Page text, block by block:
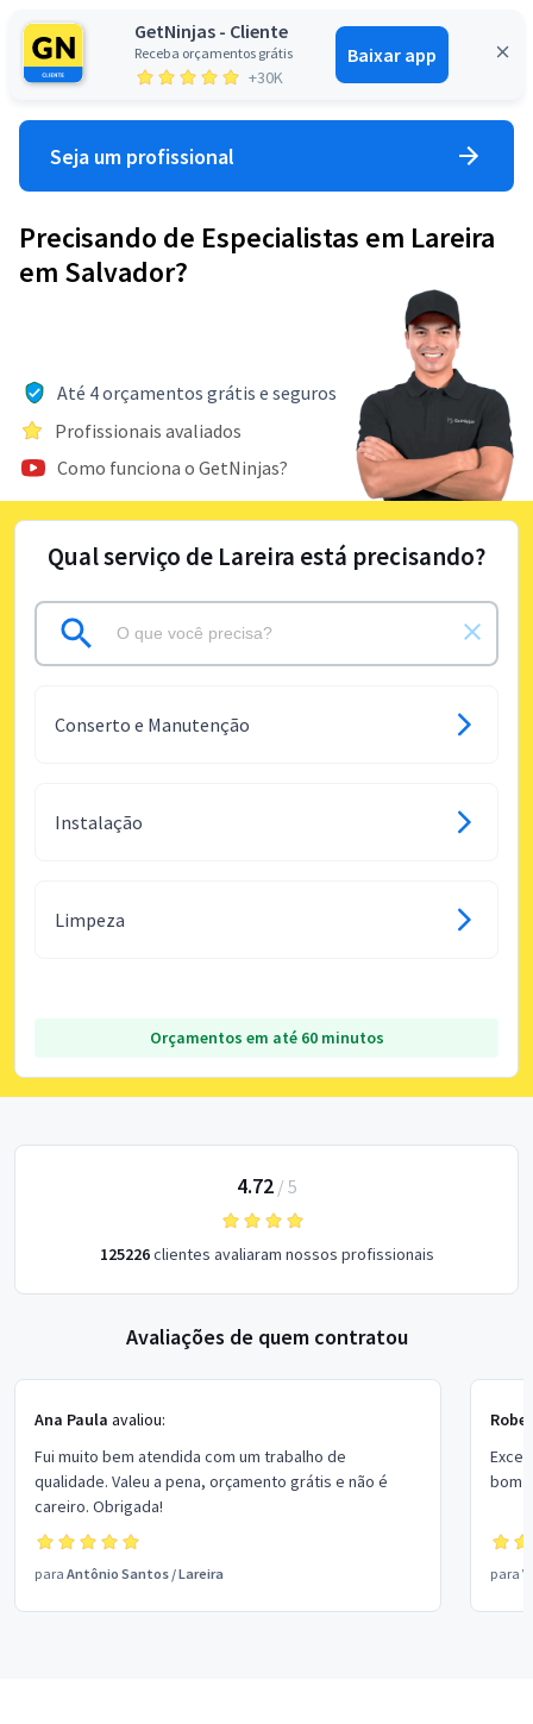
GetNinjas - Cliente
Receba orçamentos grátis
+30K
Baixar app
Entrar
Seja um profissional
Precisando de Especialistas em Lareira
em Salvador?
Até 4 orçamentos grátis e seguros
Profissionais avaliados
Como funciona o GetNinjas?
Qual serviço de Lareira está precisando?
Conserto e Manutenção
Instalação
Limpeza
Orçamentos em até 60 minutos
4.72/ 5
125226clientes avaliaram nossos profissionais
Avaliações de quem contratou
Ana Paula avaliou:
Fui muito bem atendida com um trabalho de
qualidade. Valeu a pena, orçamento grátis e não é
careiro. Obrigada!
para Antônio Santos /Lareira
bom
para